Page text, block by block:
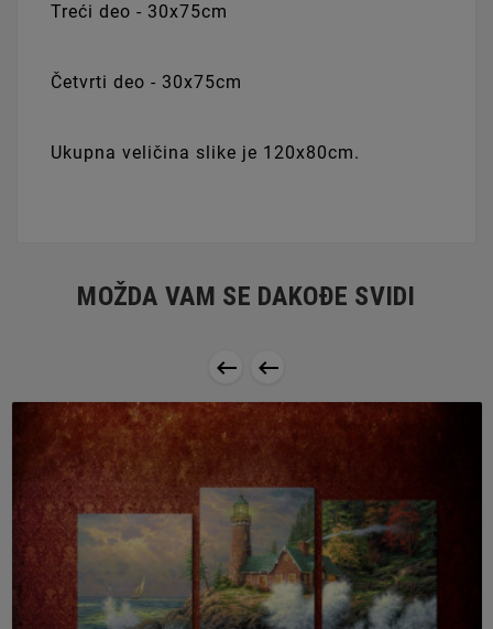
Treći deo - 30x75cm
Četvrti deo - 30x75cm
Ukupna veličina slike je 120x80cm.
MOŽDA VAM SE DAKOĐE SVIDI
 